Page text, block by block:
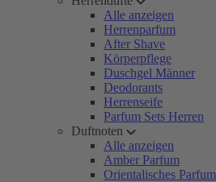
Alle anzeigen
Herrenparfum
After Shave
Körperpflege
Duschgel Männer
Deodorants
Herrenseife
Parfum Sets Herren
Duftnoten
Alle anzeigen
Amber Parfum
Orientalisches Parfum